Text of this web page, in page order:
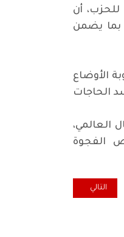
( ٣٠ نيسان ٢٠٢٣ )، للمركز الإعلامي للحزب، أن
بما يضمن
الأوضاع
الحاجات
العالمي،
الفجوة
المقال التالي: اللجنة
التالي